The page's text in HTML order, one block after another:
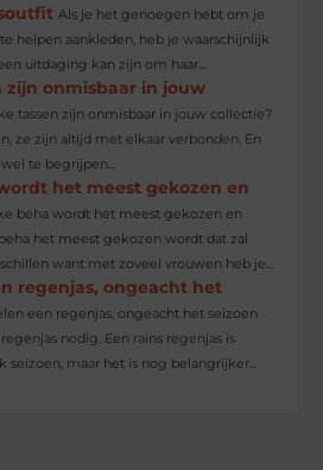
Als je het genoegen hebt om je
helpen aankleden, heb je waarschijnlijk
uitdaging kan zijn om haar...
zijn onmisbaar in jouw
tassen zijn onmisbaar in jouw collectie?
ze zijn altijd met elkaar verbonden. En
te begrijpen...
het meest gekozen en
beha wordt het meest gekozen en
het meest gekozen wordt dat zal
want met zoveel vrouwen heb je...
regenjas, ongeacht het
een regenjas, ongeacht het seizoen
nodig. Een rains regenjas is
seizoen, maar het is nog belangrijker...